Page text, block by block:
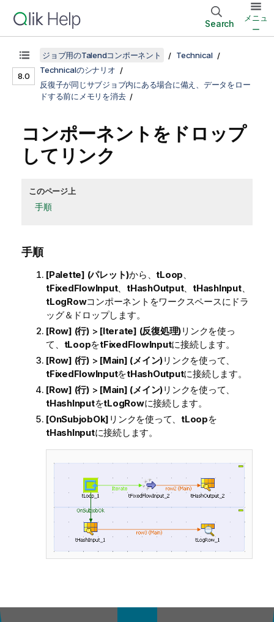
Search
メニュ
ー
8.0
ジョブ用のTalendコンポーネント
Technical
Technicalのシナリオ
反復子が同じサブジョブ内にある場合に備え、データをロー
ドする前にメモリを消去
コンポーネントをドロップ
してリンク
このページ上
手順
手順
[Palette] (パレット)から、tLoop、
tFixedFlowInput、 tHashOutput、 tHashInput、
tLogRowコンポーネントをワークスペースにドラ
ッグ＆ドロップします。
[Row] (行)> [Iterate] (反復処理)リンクを使っ
て、 tLoopをtFixedFlowInputに接続します。
[Row] (行)> [Main] (メイン)リンクを使って、
tFixedFlowInputをtHashOutputに接続します。
[Row] (行)> [Main] (メイン)リンクを使って、
tHashInputをtLogRowに接続します。
[OnSubjobOk] リンクを使って、 tLoopを
tHashInputに接続します。